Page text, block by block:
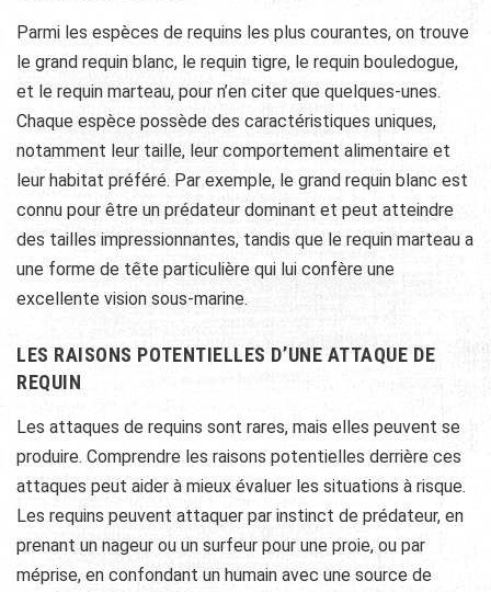
Parmi les espèces de requins les plus courantes, on trouve
le grand requin blanc, le requin tigre, le requin bouledogue,
et le requin marteau, pour n’en citer que quelques-unes.
Chaque espèce possède des caractéristiques uniques,
notamment leur taille, leur comportement alimentaire et
leur habitat préféré. Par exemple, le grand requin blanc est
connu pour être un prédateur dominant et peut atteindre
des tailles impressionnantes, tandis que le requin marteau a
une forme de tête particulière qui lui confère une
excellente vision sous-marine.
LES RAISONS POTENTIELLES D’UNE ATTAQUE DE
REQUIN
Les attaques de requins sont rares, mais elles peuvent se
produire. Comprendre les raisons potentielles derrière ces
attaques peut aider à mieux évaluer les situations à risque.
Les requins peuvent attaquer par instinct de prédateur, en
prenant un nageur ou un surfeur pour une proie, ou par
méprise, en confondant un humain avec une source de